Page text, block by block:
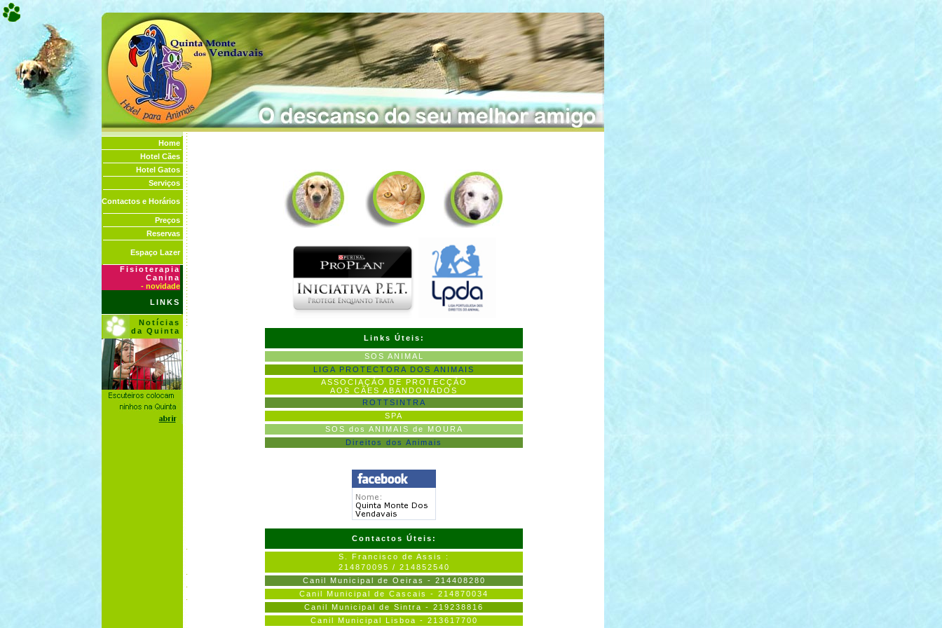
Home
Hotel Cães
Hotel Gatos
Serviços
Contactos e Horários
Preços
Reservas
Espaço Lazer
Fisioterapia
Canina
- novidade
LINKS
Notícias
da Quinta
Links Úteis:
SOS ANIMAL
LIGA PROTECTORA DOS ANIMAIS
ASSOCIAÇÃO DE PROTECÇÃO
AOS CÃES ABANDONADOS
ROTTSINTRA
SPA
SOS dos ANIMAIS de MOURA
Direitos dos Animais
Contactos Úteis:
S. Francisco de Assis :
214870095 / 214852540
Canil Municipal de Oeiras - 214408280
Canil Municipal de Cascais - 214870034
Canil Municipal de Sintra - 219238816
Canil Municipal Lisboa - 213617700